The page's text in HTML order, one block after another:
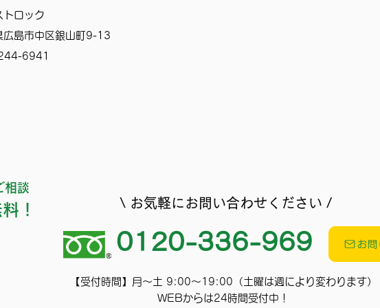
トロック
広島市中区銀山町9-13
6941
相談
！ \ ​お気軽にお問い合わせください /
0120-336-969 お
【受付時間】月～土 9:00～19:00（土曜は週により変わります）
WEBからは24時間受付中！